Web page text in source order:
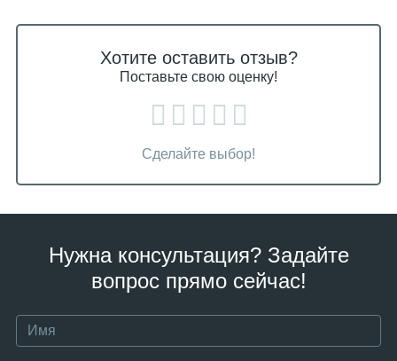
Хотите оставить отзыв?
Поставьте свою оценку!
Сделайте выбор!
Нужна консультация? Задайте
вопрос прямо сейчас!